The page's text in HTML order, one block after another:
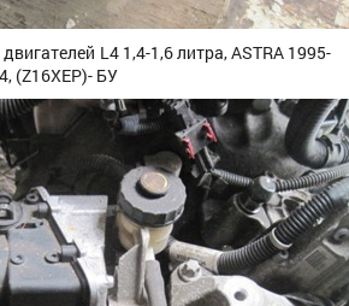
L4 1,4-1,6 литра, ASTRA 1995-
(Z16XEP)- БУ